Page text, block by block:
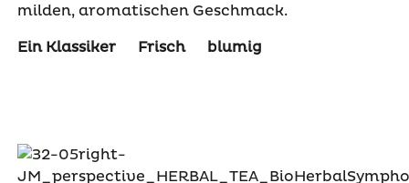
milden, aromatischen Geschmack.
Ein Klassiker
Frisch blumig